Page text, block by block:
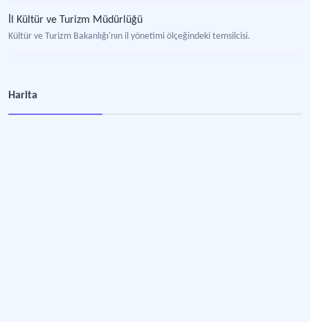
İl Kültür ve Turizm Müdürlüğü
Kültür ve Turizm Bakanlığı'nın il yönetimi ölçeğindeki temsilcisi.
Harita